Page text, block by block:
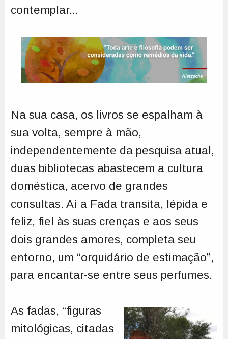
contemplar...
Na sua casa, os livros se espalham à
sua volta, sempre à mão,
independentemente da pesquisa atual,
duas bibliotecas abastecem a cultura
doméstica, acervo de grandes
consultas. Aí a Fada transita, lépida e
feliz, fiel às suas crenças e aos seus
dois grandes amores, completa seu
entorno, um “orquidário de estimação”,
para encantar-se entre seus perfumes.
As fadas, “figuras
mitológicas, citadas